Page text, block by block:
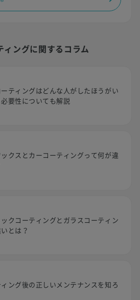
ィングに関するコラム
ティングはどんな人がしたほうがい
要性についても解説
クスとカーコーティングって何が違
クコーティングとガラスコーティン
とは？
ィング後の正しいメンテナンスを知ろ